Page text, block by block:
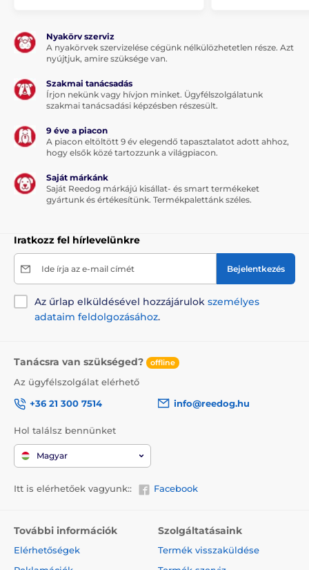
Nyakörv szerviz
A nyakörvek szervizelése cégünk nélkülözhetetlen része. Azt
nyújtjuk, amire szüksége van.
Szakmai tanácsadás
Írjon nekünk vagy hívjon minket. Ügyfélszolgálatunk
szakmai tanácsadási képzésben részesült.
9 éve a piacon
A piacon eltöltött 9 év elegendő tapasztalatot adott ahhoz,
hogy elsők közé tartozzunk a világpiacon.
Saját márkánk
Saját Reedog márkájú kisállat- és smart termékeket
gyártunk és értékesítünk. Termékpalettánk széles.
Iratkozz fel hírlevelünkre
Ide írja az e-mail címét Bejelentkezés
Az űrlap elküldésével hozzájárulok személyes
adataim feldolgozásához.
Tanácsra van szükséged? offline
Az ügyfélszolgálat elérhető
+36 21 300 7514
info@reedog.hu
Hol találsz bennünket
Magyar
Itt is elérhetőek vagyunk:: Facebook
További információk
Elérhetőségek
Szolgáltatásaink
Termék visszaküldése